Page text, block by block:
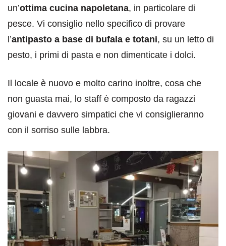
un’ottima cucina napoletana, in particolare di
pesce. Vi consiglio nello specifico di provare
l’antipasto a base di bufala e totani, su un letto di
pesto, i primi di pasta e non dimenticate i dolci.
Il locale è nuovo e molto carino inoltre, cosa che
non guasta mai, lo staff è composto da ragazzi
giovani e davvero simpatici che vi consiglieranno
con il sorriso sulle labbra.